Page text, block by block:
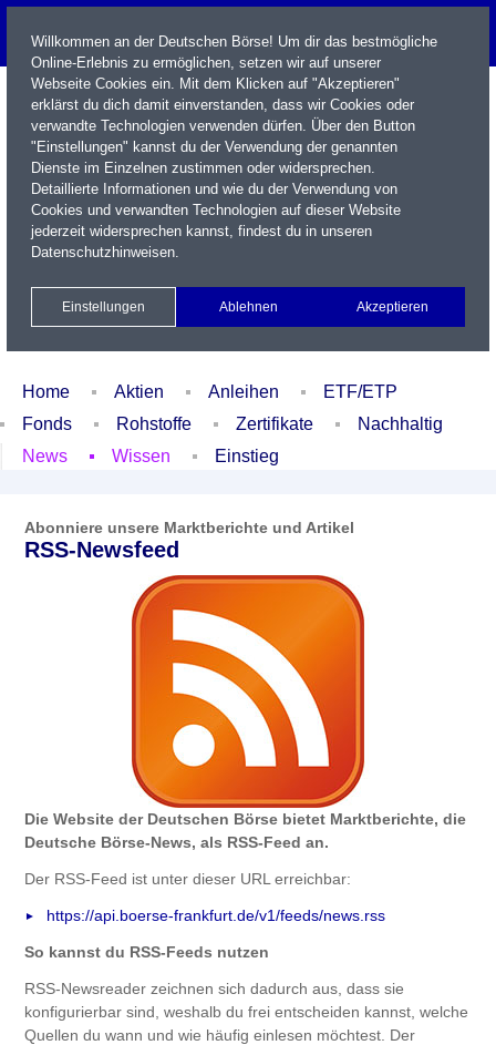
Name / WKN / ISIN / Kürzel
Xetra Realtime
Watchlist Portfolio Login
Home Aktien Anleihen
ETF/ETP
Fonds
Rohstoffe Zertifikate
Nachhaltig
News
Wissen Einstieg
Abonniere unsere Marktberichte und Artikel
RSS-Newsfeed
Die Website der Deutschen Börse bietet Marktberichte, die
Deutsche Börse-News, als RSS-Feed an.
Der RSS-Feed ist unter dieser URL erreichbar:
https://api.boerse-frankfurt.de/v1/feeds/news.rss
So kannst du RSS-Feeds nutzen
RSS-Newsreader zeichnen sich dadurch aus, dass sie
konfigurierbar sind, weshalb du frei entscheiden kannst, welche
Quellen du wann und wie häufig einlesen möchtest. Der
Willkommen an der Deutschen Börse! Um dir das bestmögliche
Online-Erlebnis zu ermöglichen, setzen wir auf unserer
Webseite Cookies ein. Mit dem Klicken auf "Akzeptieren"
erklärst du dich damit einverstanden, dass wir Cookies oder
verwandte Technologien verwenden dürfen. Über den Button
"Einstellungen" kannst du der Verwendung der genannten
Dienste im Einzelnen zustimmen oder widersprechen.
Detaillierte Informationen und wie du der Verwendung von
Cookies und verwandten Technologien auf dieser Website
jederzeit widersprechen kannst, findest du in unseren
Datenschutzhinweisen.
Einstellungen Ablehnen Akzeptieren